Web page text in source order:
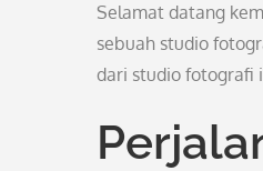
Selamat datang
sebuah studio
dari studio fotografi